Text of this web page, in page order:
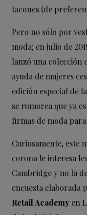
tacones (de
Pero no sólo por
moda; en julio de
lanzó una colección
ayuda de mujeres
edición especial de
se rumorea que ya
firmas de moda
Curiosamente, este
corona le interesa
Cambridge y no la
encuesta elaborada
Retail Academy en